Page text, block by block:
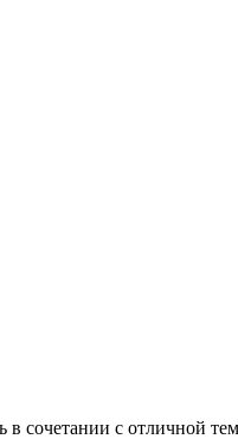
сочетании с отличной